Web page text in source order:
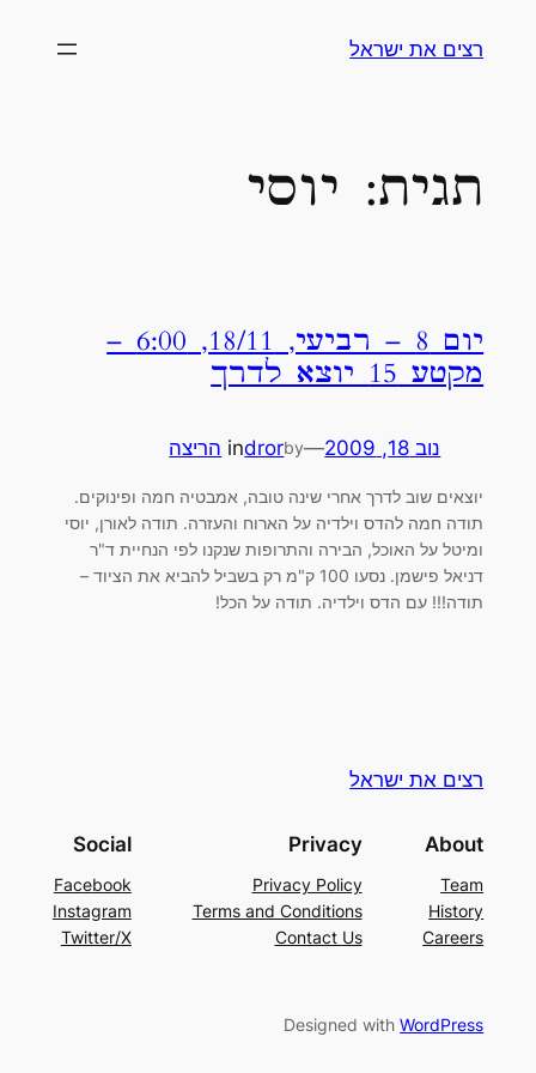
לתוכןרצים את ישראל
תגית: יוסי
יום 8 – רביעי, 18/11, 6:00 –
מקטע 15 יוצא לדרך
נוב 18, 2009 —
by
dror
in הריצה
יוצאים שוב לדרך אחרי שינה טובה, אמבטיה חמה ופינוקים.
תודה חמה להדס וילדיה על הארוח והעזרה. תודה לאורן, יוסי
ומיטל על האוכל, הבירה והתרופות שנקנו לפי הנחיית ד"ר
דניאל פישמן. נסעו 100 ק"מ רק בשביל להביא את הציוד –
תודה!!! עם הדס וילדיה. תודה על הכל!
רצים את ישראל
About
Team
History
Careers
Privacy
Privacy Policy
Terms and Conditions
Contact Us
Social
Facebook
Instagram
Twitter/X
Designed withWordPress